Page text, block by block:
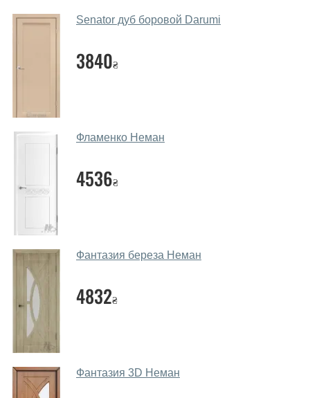
дверей.
Помогаете ли вы выбрать дверные
через мессенджеры, онлайн чат или непосредственно
в нашем салоне-магазине.
Какие основные особенности и
преимущества ваших межкомнатных
Каркас полотна межкомнатных дверей производится
из евробруса (собственной сушки), который
покрывается МДФ накладками толщиной 20 мм.
Благодаря такой толщине МДФ, вся конструкция
выходит очень крепкой и надежной.
Какие дверные полотна посоветуете?
Наши рекомендации зависят от необходимых
параметров, Вашего бюджета и других факторов.
Подбор дверных полотен ведется индивидуально для
каждого посетителя.
Senator дуб боровой Darumi
3840₴
Фламенко Неман
4536₴
Фантазия береза Неман
4832₴
Фантазия 3D Неман